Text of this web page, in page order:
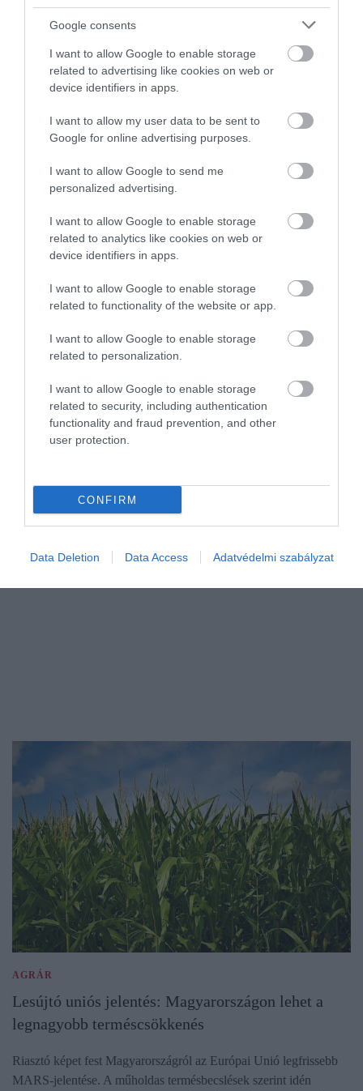
Google consents
I want to allow Google to enable storage
related to advertising like cookies on web or
device identifiers in apps.
I want to allow my user data to be sent to
Google for online advertising purposes.
I want to allow Google to send me
personalized advertising.
I want to allow Google to enable storage
related to analytics like cookies on web or
device identifiers in apps.
I want to allow Google to enable storage
related to functionality of the website or app.
I want to allow Google to enable storage
related to personalization.
I want to allow Google to enable storage
related to security, including authentication
functionality and fraud prevention, and other
user protection.
CONFIRM
Data Deletion Data Access Adatvédelmi szabályzat
NÖVÉNYTERMESZTÉS
Tudtad, hogy a növényeket is lehet és érdemes is
edzeni?
A növények életének egyik legfontosabb feltétele a megfelelő
fotoszintézisben…
AGRÁR
Lesújtó uniós jelentés: Magyarországon lehet a
legnagyobb terméscsökkenés
Riasztó képet fest Magyarországról az Európai Unió legfrissebb
MARS-jelentése. A műholdas termésbecslések szerint idén